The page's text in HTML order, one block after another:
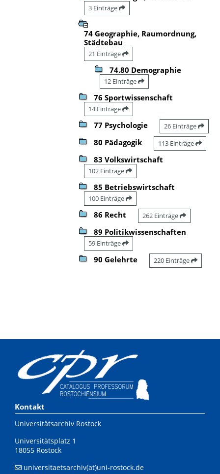
3 Einträge
74 Geographie, Raumordnung,
Städtebau
21 Einträge
74.80 Demographie
12 Einträge
76 Sportwissenschaft
14 Einträge
77 Psychologie 26 Einträge
80 Pädagogik 113 Einträge
83 Volkswirtschaft
102 Einträge
85 Betriebswirtschaft
100 Einträge
86 Recht 262 Einträge
89 Politikwissenschaften
59 Einträge
90 Gelehrte 220 Einträge
Kontakt
Universitätsarchiv Rostock
Universitätsplatz 1
18055 Rostock
universitaetsarchiv(at)uni-rostock.de